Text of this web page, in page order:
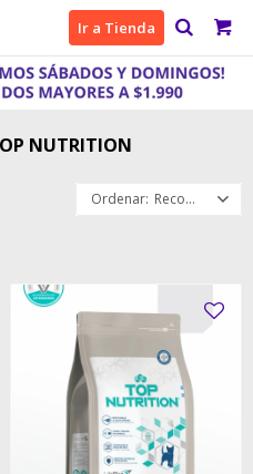
Ir a Tienda
NUTRITION
Recomendados